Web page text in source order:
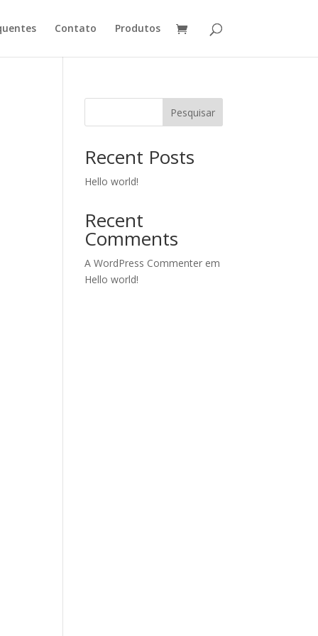
Contato Produtos
Pesquisar
Recent Posts
Hello world!
Recent
Comments
A WordPress Commenter em
Hello world!